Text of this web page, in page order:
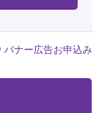
バナー広告お申込み